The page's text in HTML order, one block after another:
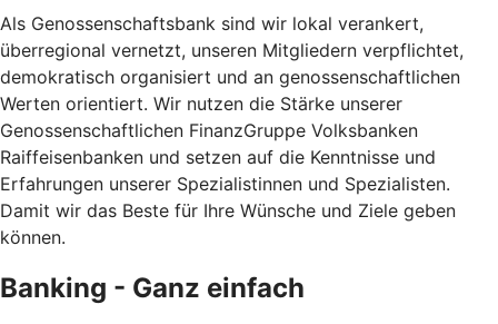
Als Genossenschaftsbank sind wir lokal verankert,
überregional vernetzt, unseren Mitgliedern verpflichtet,
demokratisch organisiert und an genossenschaftlichen
Werten orientiert. Wir nutzen die Stärke unserer
Genossenschaftlichen FinanzGruppe Volksbanken
Raiffeisenbanken und setzen auf die Kenntnisse und
Erfahrungen unserer Spezialistinnen und Spezialisten.
Damit wir das Beste für Ihre Wünsche und Ziele geben
können.
Banking - Ganz einfach